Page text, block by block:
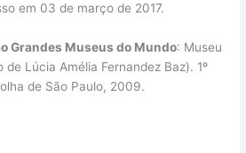
em 03 de março de 2017.
Grandes Museus do Mundo: Museu
de Lúcia Amélia Fernandez Baz). 1º
de São Paulo, 2009.